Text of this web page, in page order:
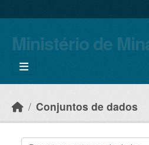
Ministério de
Conjuntos de dados